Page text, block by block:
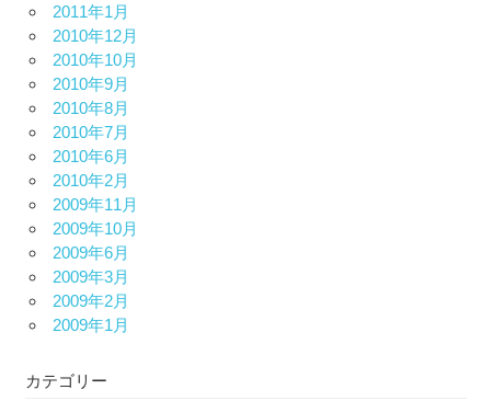
2011年1月
2010年12月
2010年10月
2010年9月
2010年8月
2010年7月
2010年6月
2010年2月
2009年11月
2009年10月
2009年6月
2009年3月
2009年2月
2009年1月
カテゴリー